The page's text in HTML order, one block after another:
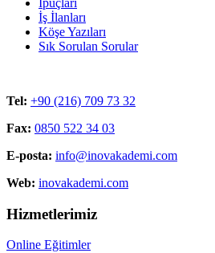
İpuçları
İş İlanları
Köşe Yazıları
Sık Sorulan Sorular
Tel: +90 (216) 709 73 32
Fax: 0850 522 34 03
E-posta: info@inovakademi.com
Web: inovakademi.com
Hizmetlerimiz
Online Eğitimler